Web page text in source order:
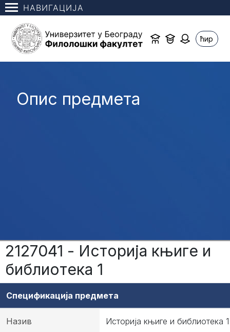
НАВИГАЦИЈА
ћир
Опис предмета
2127041 - Историја књиге и
библиотека 1
Спецификација предмета
Назив Историја књиге и библиотека 1